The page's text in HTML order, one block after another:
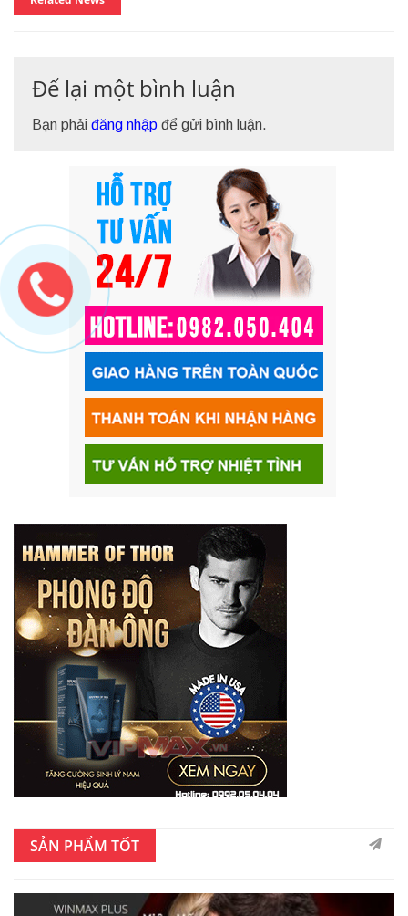
Để lại một bình luận
Bạn phải đăng nhập để gửi bình luận.
SẢN PHẨM TỐT